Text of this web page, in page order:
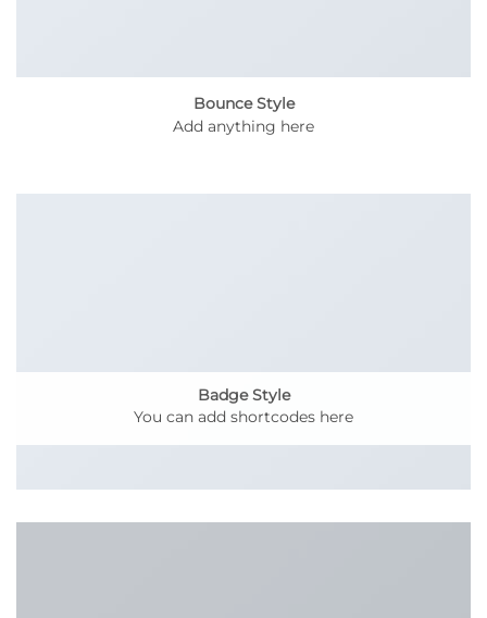
Bounce Style
Add anything here
Badge Style
You can add shortcodes here